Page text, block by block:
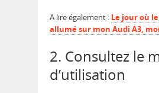
A lire également : Le jour où
allumé sur mon Audi A3,
2. Consultez le
d’utilisation